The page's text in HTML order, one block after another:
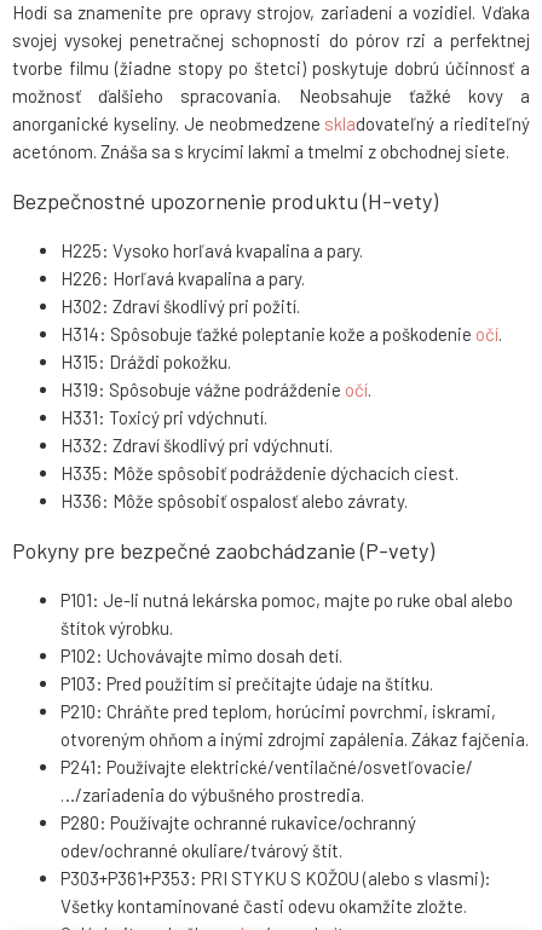
Hodí sa znamenite pre opravy strojov, zariadení a vozidiel. Vďaka
svojej vysokej penetračnej schopnosti do pórov rzi a perfektnej
tvorbe filmu (žiadne stopy po štetci) poskytuje dobrú účinnosť a
možnosť ďalšieho spracovania. Neobsahuje ťažké kovy a
anorganické kyseliny. Je neobmedzene skladovateľný a riediteľný
acetónom. Znáša sa s krycími lakmi a tmelmi z obchodnej siete.
Bezpečnostné upozornenie produktu (H-vety)
H225: Vysoko horľavá kvapalina a pary.
H226: Horľavá kvapalina a pary.
H302: Zdraví škodlivý pri požití.
H314: Spôsobuje ťažké poleptanie kože a poškodenie očí.
H315: Dráždi pokožku.
H319: Spôsobuje vážne podráždenie očí.
H331: Toxicý pri vdýchnutí.
H332: Zdraví škodlivý pri vdýchnutí.
H335: Môže spôsobiť podráždenie dýchacích ciest.
H336: Môže spôsobiť ospalosť alebo závraty.
Pokyny pre bezpečné zaobchádzanie (P-vety)
P101: Je-li nutná lekárska pomoc, majte po ruke obal alebo
štítok výrobku.
P102: Uchovávajte mimo dosah detí.
P103: Pred použitím si prečítajte údaje na štítku.
P210: Chráňte pred teplom, horúcimi povrchmi, iskrami,
otvoreným ohňom a inými zdrojmi zapálenia. Zákaz fajčenia.
P241: Používajte elektrické/ventilačné/osvetľovacie/
…/zariadenia do výbušného prostredia.
P280: Používajte ochranné rukavice/ochranný
odev/ochranné okuliare/tvárový štít.
P303+P361+P353: PRI STYKU S KOŽOU (alebo s vlasmi):
Všetky kontaminované časti odevu okamžite zložte.